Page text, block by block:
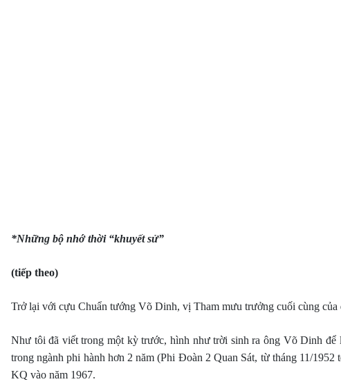
*Những bộ nhớ thời “khuyết sử”
(tiếp theo)
Trở lại với cựu Chuẩn tướng Võ Dinh, vị Tham mưu trưởng cuối cùng của
Như tôi đã viết trong một kỳ trước, hình như trời sinh ra ông Võ Dinh
trong ngành phi hành hơn 2 năm (Phi Đoàn 2 Quan Sát, từ tháng 11/
KQ vào năm 1967.